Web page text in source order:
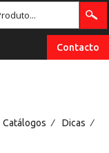
Contacto
Catálogos / Dicas /